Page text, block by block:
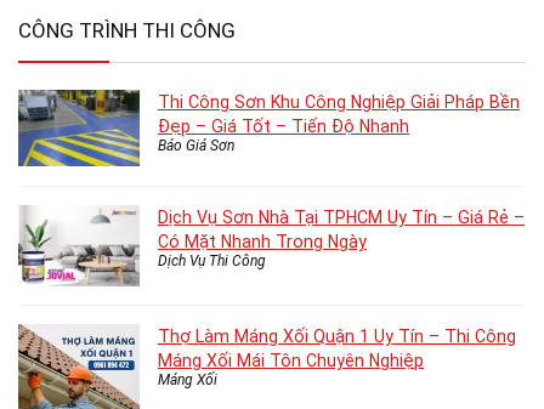
CÔNG TRÌNH THI CÔNG
Thi Công Sơn Khu Công Nghiệp Giải Pháp Bền
Đẹp – Giá Tốt – Tiến Độ Nhanh
Báo Giá Sơn
Dịch Vụ Sơn Nhà Tại TPHCM Uy Tín – Giá Rẻ –
Có Mặt Nhanh Trong Ngày
Dịch Vụ Thi Công
Thợ Làm Máng Xối Quận 1 Uy Tín – Thi Công
Máng Xối Mái Tôn Chuyên Nghiệp
Máng Xối